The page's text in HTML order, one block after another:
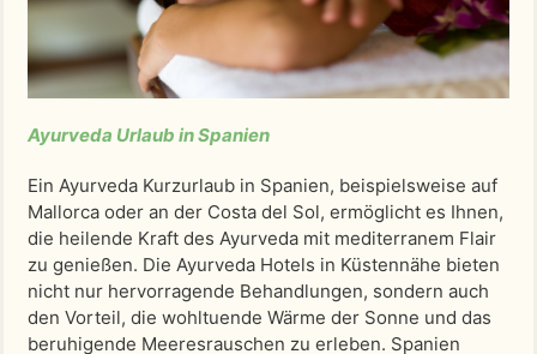
Ayurveda Urlaub in Spanien
Ein Ayurveda Kurzurlaub in Spanien, beispielsweise auf
Mallorca oder an der Costa del Sol, ermöglicht es Ihnen,
die heilende Kraft des Ayurveda mit mediterranem Flair
zu genießen. Die Ayurveda Hotels in Küstennähe bieten
nicht nur hervorragende Behandlungen, sondern auch
den Vorteil, die wohltuende Wärme der Sonne und das
beruhigende Meeresrauschen zu erleben. Spanien